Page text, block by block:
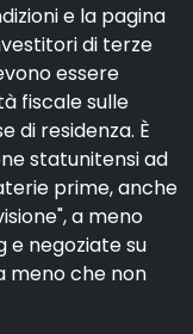
e la pagina
di terze
essere
fiscale sulle
di residenza. È
statunitensi ad
prime, anche
a meno
e negoziate su
meno che non